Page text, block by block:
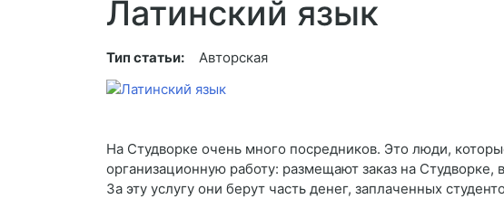
Латинский язык
Тип статьи: Авторская
На Студворке очень много посредников. Это люди,
организационную работу: размещают заказ на
За эту услугу они берут часть денег, заплаченных